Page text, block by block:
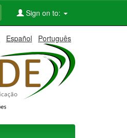
Sign on to:
Español Português